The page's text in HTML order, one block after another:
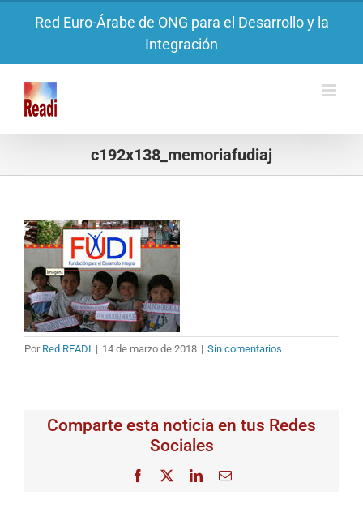
Red Euro-Árabe de ONG para el Desarrollo y la
Integración
c192x138_memoriafudiaj
Por Red READI | 14 de marzo de 2018 | Sin comentarios
Comparte esta noticia en tus Redes
Sociales
Facebook LinkedInCorreo